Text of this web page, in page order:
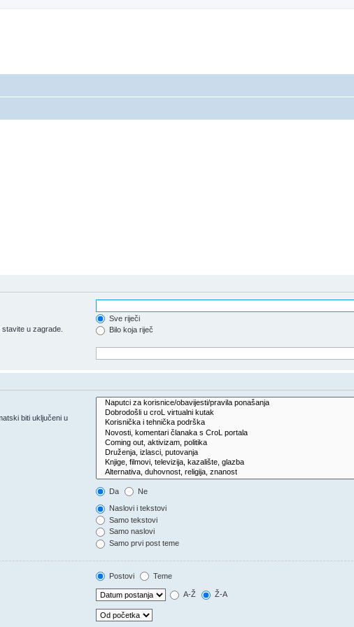
stavite u zagrade.
Sve riječi
Bilo koja riječ
biti uključeni u
Da Ne
Naslovi i tekstovi
Samo tekstovi
Samo naslovi
Samo prvi post teme
Postovi Teme
A-Ž Ž-A